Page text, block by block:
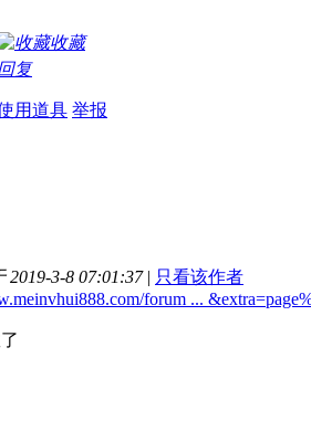
收藏
复
用道具 举报
2019-3-8 07:01:37 | 只看该作者
forum ...